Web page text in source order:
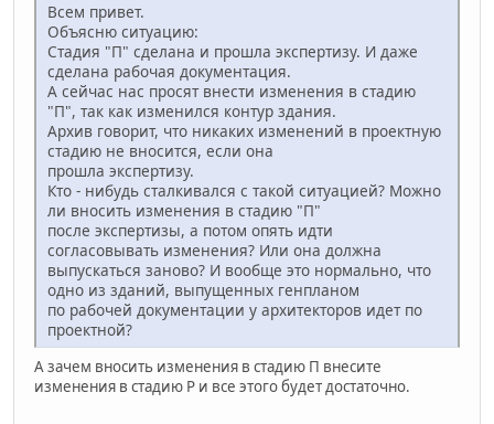
Всем привет.
Объясню ситуацию:
Стадия "П" сделана и прошла экспертизу. И даже
сделана рабочая документация.
А сейчас нас просят внести изменения в стадию
"П", так как изменился контур здания.
Архив говорит, что никаких изменений в проектную
стадию не вносится, если она
прошла экспертизу.
Кто - нибудь сталкивался с такой ситуацией? Можно
ли вносить изменения в стадию "П"
после экспертизы, а потом опять идти
согласовывать изменения? Или она должна
выпускаться заново? И вообще это нормально, что
одно из зданий, выпущенных генпланом
по рабочей документации у архитекторов идет по
проектной?
А зачем вносить изменения в стадию П внесите
изменения в стадию Р и все этого будет достаточно.